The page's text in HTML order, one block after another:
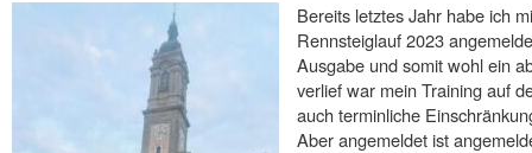
Bereits letztes Jahr habe ich
Rennsteiglauf 2023
Ausgabe und somit wohl ein
verlief war mein Training auf
auch terminliche
Aber angemeldet ist